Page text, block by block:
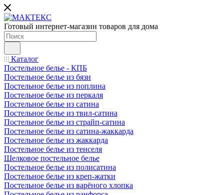
Готовый интернет-магазин товаров для дома
Каталог
Постельное белье - КПБ
Постельное белье из бязи
Постельное белье из поплина
Постельное белье из перкаля
Постельное белье из сатина
Постельное белье из твил-сатина
Постельное белье из страйп-сатина
Постельное белье из сатина-жаккарда
Постельное белье из жаккарда
Постельное белье из тенселя
Шелковое постельное белье
Постельное белье из полисатина
Постельное белье из креп-жатки
Постельное белье из варёного хлопка